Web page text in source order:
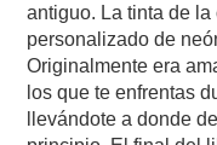
antiguo. La tinta de
personalizado de
Originalmente era
los que te enfrentas
llevándote a donde